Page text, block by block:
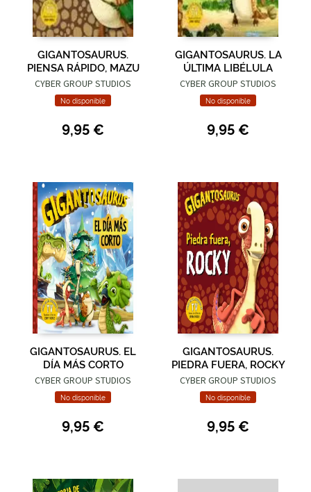
GIGANTOSAURUS.
PIENSA RÁPIDO, MAZU
CYBER GROUP STUDIOS
No disponible
9,95 €
GIGANTOSAURUS. LA
ÚLTIMA LIBÉLULA
CYBER GROUP STUDIOS
No disponible
9,95 €
GIGANTOSAURUS. EL
DÍA MÁS CORTO
CYBER GROUP STUDIOS
No disponible
9,95 €
GIGANTOSAURUS.
PIEDRA FUERA, ROCKY
CYBER GROUP STUDIOS
No disponible
9,95 €